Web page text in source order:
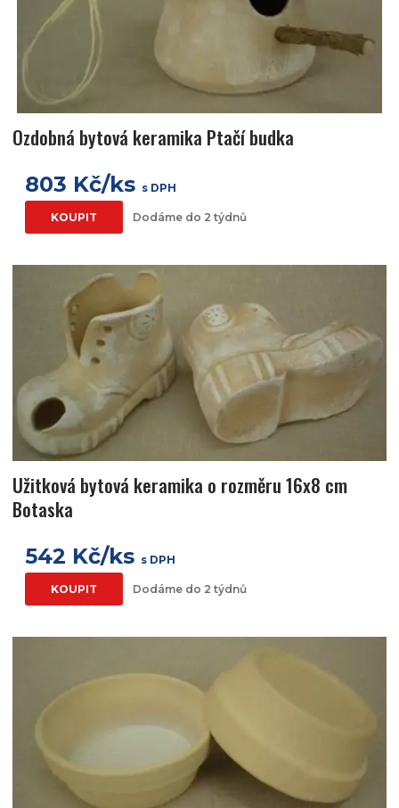
Ozdobná bytová keramika Ptačí budka
803 Kč/ks s DPH
KOUPIT Dodáme do 2 týdnů
Užitková bytová keramika o rozměru 16x8 cm
Botaska
542 Kč/ks s DPH
KOUPIT Dodáme do 2 týdnů